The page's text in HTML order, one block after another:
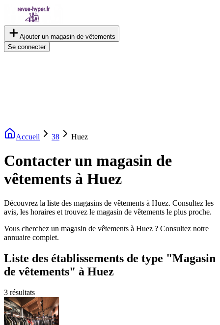
Ajouter un magasin de vêtements
Se connecter
Accueil 38 Huez
Contacter un magasin de
vêtements à Huez
Découvrez la liste des magasins de vêtements à Huez. Consultez les
avis, les horaires et trouvez le magasin de vêtements le plus proche.
Vous cherchez un magasin de vêtements à Huez ? Consultez notre
annuaire complet.
Liste des établissements de type "Magasin
de vêtements" à Huez
3 résultats